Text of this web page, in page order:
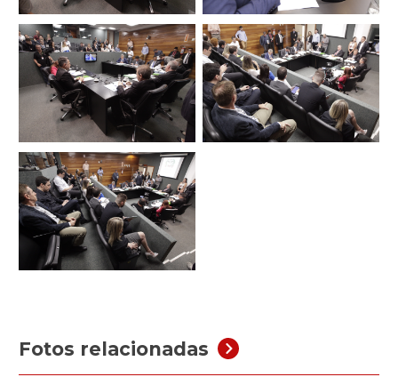
Fotos relacionadas